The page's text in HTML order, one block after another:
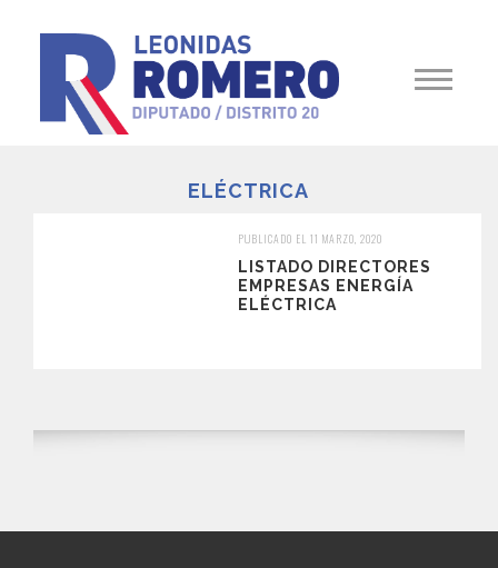
ELÉCTRICA
PUBLICADO EL 11 MARZO, 2020
LISTADO DIRECTORES
EMPRESAS ENERGÍA
ELÉCTRICA